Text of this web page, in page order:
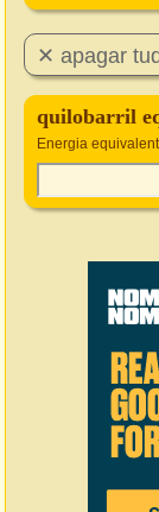
quilobarril
Energia